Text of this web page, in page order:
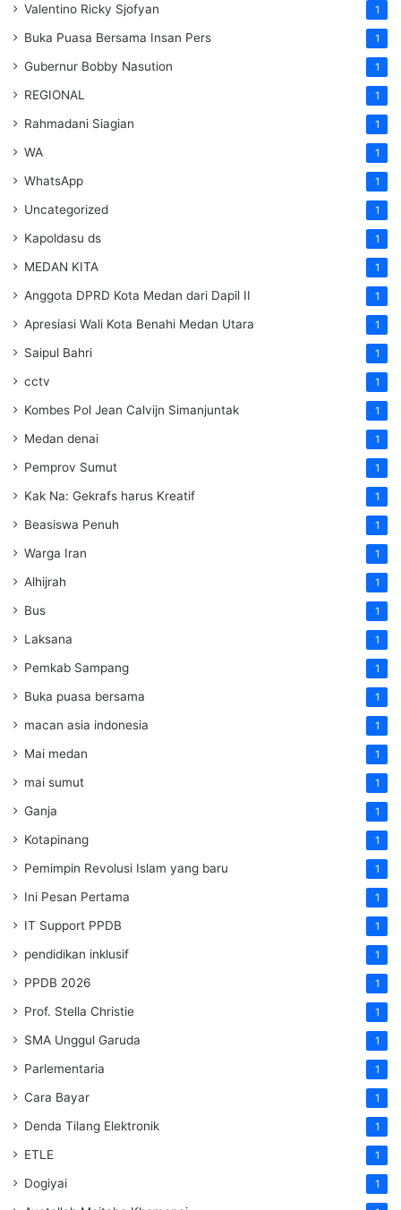
Valentino Ricky Sjofyan 1
Buka Puasa Bersama Insan Pers 1
Gubernur Bobby Nasution 1
REGIONAL 1
Rahmadani Siagian 1
WA 1
WhatsApp 1
Uncategorized 1
Kapoldasu ds 1
MEDAN KITA 1
Anggota DPRD Kota Medan dari Dapil II 1
Apresiasi Wali Kota Benahi Medan Utara 1
Saipul Bahri 1
cctv 1
Kombes Pol Jean Calvijn Simanjuntak 1
Medan denai 1
Pemprov Sumut 1
Kak Na: Gekrafs harus Kreatif 1
Beasiswa Penuh 1
Warga Iran 1
Alhijrah 1
Bus 1
Laksana 1
Pemkab Sampang 1
Buka puasa bersama 1
macan asia indonesia 1
Mai medan 1
mai sumut 1
Ganja 1
Kotapinang 1
Pemimpin Revolusi Islam yang baru 1
Ini Pesan Pertama 1
IT Support PPDB 1
pendidikan inklusif 1
PPDB 2026 1
Prof. Stella Christie 1
SMA Unggul Garuda 1
Parlementaria 1
Cara Bayar 1
Denda Tilang Elektronik 1
ETLE 1
Dogiyai 1